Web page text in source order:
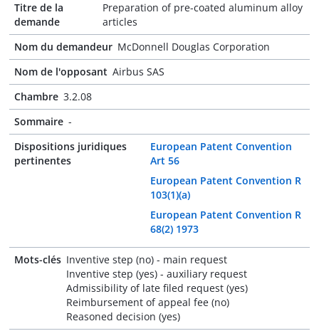
Titre de la
demande
Preparation of pre-coated aluminum alloy
articles
Nom du demandeur McDonnell Douglas Corporation
Nom de l'opposant Airbus SAS
Chambre 3.2.08
Sommaire -
Dispositions juridiques
pertinentes
European Patent Convention
Art 56
European Patent Convention R
103(1)(a)
European Patent Convention R
68(2) 1973
Mots-clés Inventive step (no) - main request
Inventive step (yes) - auxiliary request
Admissibility of late filed request (yes)
Reimbursement of appeal fee (no)
Reasoned decision (yes)